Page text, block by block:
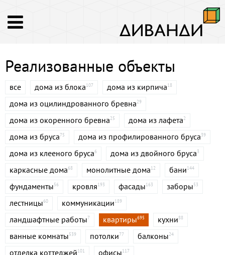
Реализованные объекты
все дома из блока107 дома из кирпича18
дома из оцилиндрованного бревна29
дома из окоренного бревна25 дома из лафета2
дома из бруса75 дома из профилированного бруса39
дома из клееного бруса6 дома из двойного бруса3
каркасные дома68 монолитные дома12 бани144
фундаменты56 кровля193 фасады163 заборы53
лестницы60 коммуникации189
ландшафтные работы7 квартиры695 кухни88
ванные комнаты539 потолки77 балконы24
отделка коттеджей101 офисы117